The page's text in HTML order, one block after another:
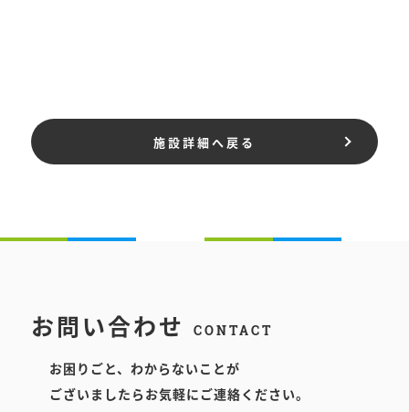
施設詳細へ戻る
お問い合わせ CONTACT
お困りごと、わからないことが
ございましたらお気軽にご連絡ください。